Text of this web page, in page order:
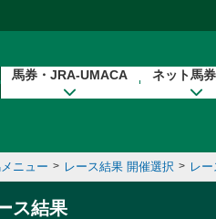
馬券・JRA-UMACA ネット馬
ニュー > レース結果 開催選択 > レ
ス結果